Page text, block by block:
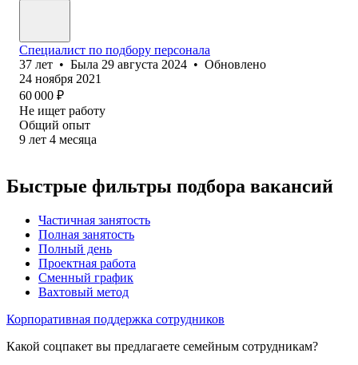
Специалист по подбору персонала
37 лет • Была 29 августа 2024 • Обновлено
24 ноября 2021
60 000 ₽
Не ищет работу
Общий опыт
9 лет 4 месяца
Быстрые фильтры подбора вакансий
Частичная занятость
Полная занятость
Полный день
Проектная работа
Сменный график
Вахтовый метод
Корпоративная поддержка сотрудников
Какой соцпакет вы предлагаете семейным сотрудникам?